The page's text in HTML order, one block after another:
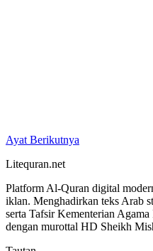
Ayat Berikutnya
Litequran.net
Platform Al-Quran digital
iklan. Menghadirkan teks Arab
serta Tafsir Kementerian
dengan murottal HD Sheikh